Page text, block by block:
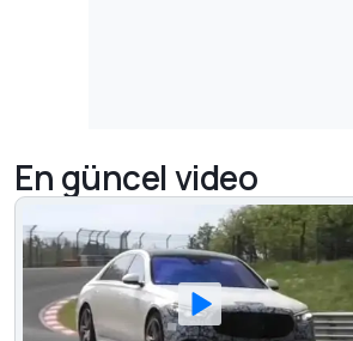
En güncel video